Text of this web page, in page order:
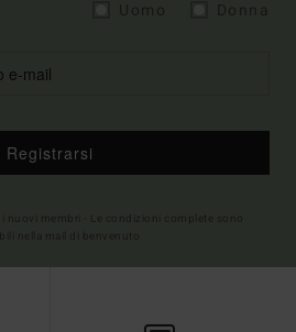
Registrarsi